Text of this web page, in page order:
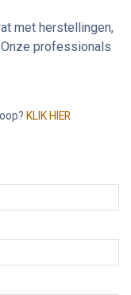
met herstellingen,
professionals
KLIK HIER